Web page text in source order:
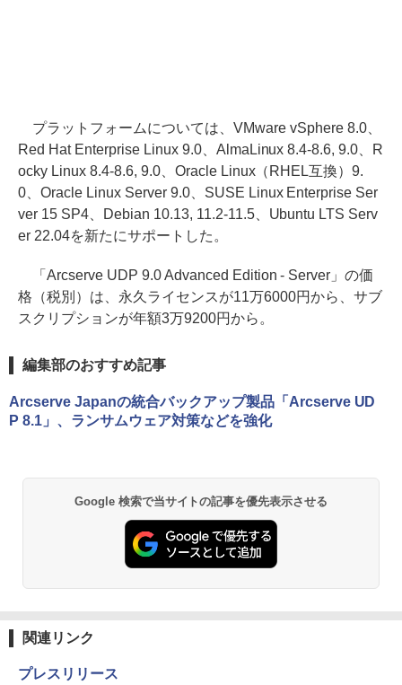
プラットフォームについては、VMware vSphere 8.0、
Red Hat Enterprise Linux 9.0、AlmaLinux 8.4-8.6, 9.0、R
ocky Linux 8.4-8.6, 9.0、Oracle Linux（RHEL互換）9.
0、Oracle Linux Server 9.0、SUSE Linux Enterprise Ser
ver 15 SP4、Debian 10.13, 11.2-11.5、Ubuntu LTS Serv
er 22.04を新たにサポートした。
「Arcserve UDP 9.0 Advanced Edition - Server」の価
格（税別）は、永久ライセンスが11万6000円から、サブ
スクリプションが年額3万9200円から。
編集部のおすすめ記事
Arcserve Japanの統合バックアップ製品「Arcserve UD
P 8.1」、ランサムウェア対策などを強化
Google 検索で当サイトの記事を優先表示させる
関連リンク
プレスリリース